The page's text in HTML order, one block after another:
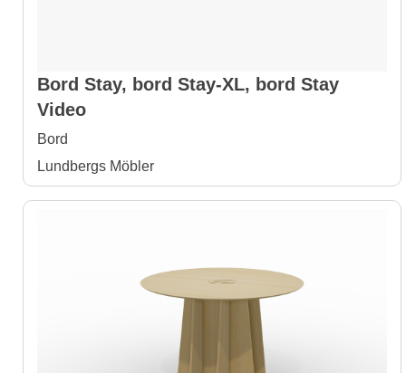
Bord Stay, bord Stay-XL, bord Stay
Video
Bord
Lundbergs Möbler